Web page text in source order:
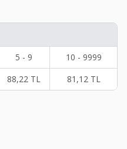
5 - 9
10 - 9999
88,22 TL 81,12 TL